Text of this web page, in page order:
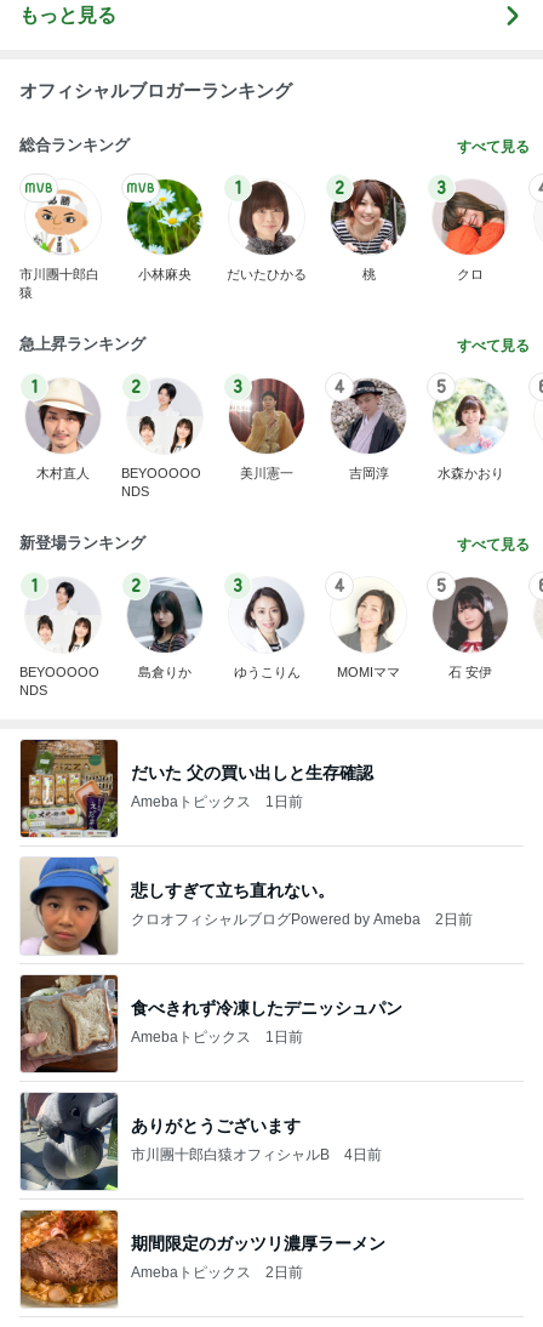
もっと見る
オフィシャルブロガーランキング
総合ランキング すべて見る
市川團十郎白
猿
小林麻央
1
だいたひかる
2
桃
3
クロ
急上昇ランキング すべて見る
1
木村直人
2
BEYOOOOO
NDS
3
美川憲一
4
吉岡淳
5
水森かおり
新登場ランキング すべて見る
1
BEYOOOOO
NDS
2
島倉りか
3
ゆうこりん
4
MOMIママ
5
石 安伊
だいた 父の買い出しと生存確認
Amebaトピックス 1日前
悲しすぎて立ち直れない。
クロオフィシャルブログPowered by Ameba 2日前
食べきれず冷凍したデニッシュパン
Amebaトピックス 1日前
ありがとうございます
市川團十郎白猿オフィシャルB 4日前
期間限定のガッツリ濃厚ラーメン
Amebaトピックス 2日前